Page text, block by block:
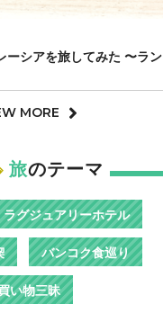
ーシアを旅してみた 〜ラン
MORE
旅のテーマ
ラグジュアリーホテル
バンコク食巡り
い物三昧